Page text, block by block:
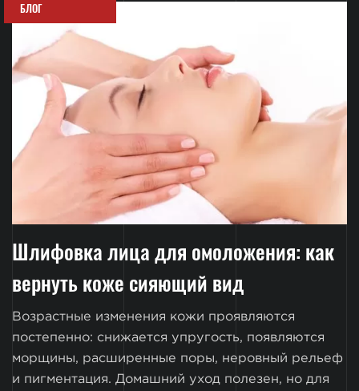
БЛОГ
Шлифовка лица для омоложения: как
вернуть коже сияющий вид
Возрастные изменения кожи проявляются
постепенно: снижается упругость, появляются
морщины, расширенные поры, неровный рельеф
и пигментация. Домашний уход полезен, но для